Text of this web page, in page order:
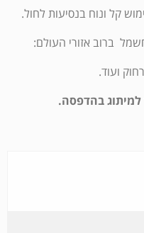
קל ונוח בנסיעות לחול.
ברוב אזורי העולם:
ועוד.
למיתוג בהדפסה.